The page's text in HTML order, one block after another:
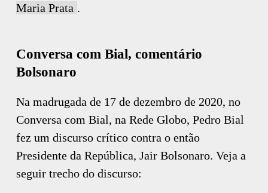
Maria Prata .
Conversa com Bial, comentário
Bolsonaro
Na madrugada de 17 de dezembro de 2020, no
Conversa com Bial, na Rede Globo, Pedro Bial
fez um discurso crítico contra o então
Presidente da República, Jair Bolsonaro. Veja a
seguir trecho do discurso: